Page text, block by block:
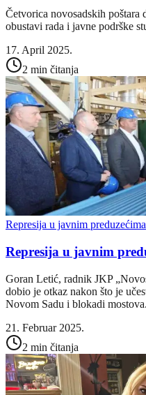
Četvorica novosadskih poštara
obustavi rada i javne podrške
17. April 2025.
2 min čitanja
Represija u javnim preduzećima
Represija u javnim
Goran Letić, radnik JKP
dobio je otkaz nakon što je
Novom Sadu i blokadi mostova.
21. Februar 2025.
2 min čitanja